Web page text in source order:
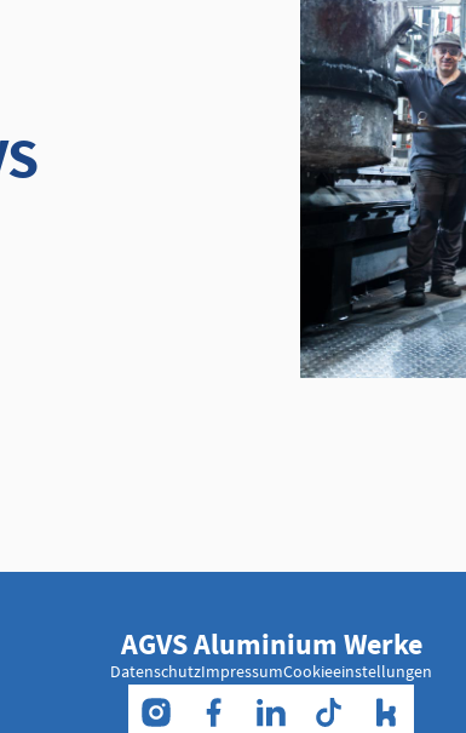
AGVS Aluminium Werke
DatenschutzImpressumCookieeinstellungen